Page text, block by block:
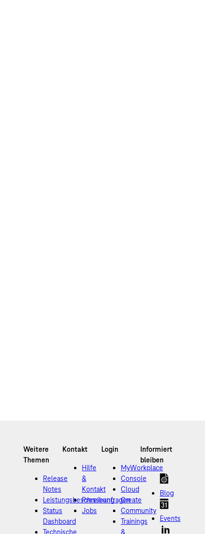
Release
Notes
Leistungsbeschreibung
Status
Dashboard
Technische
Hilfe
&
Kontakt
Presseanfragen
Jobs
MyWorkplace
Console
Cloud
Create
Community
Trainings
&
Blog
Events